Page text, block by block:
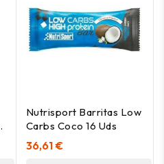
Nutrisport Barritas Low
Carbs Coco 16 Uds
36,61 €